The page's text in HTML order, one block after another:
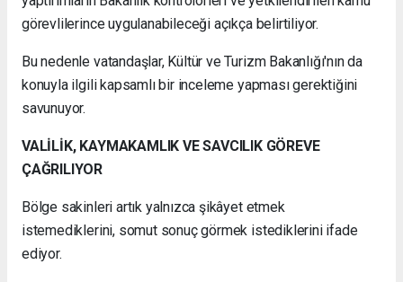
görevlilerince uygulanabileceği açıkça belirtiliyor.
Bu nedenle vatandaşlar, Kültür ve Turizm Bakanlığı'nın da
konuyla ilgili kapsamlı bir inceleme yapması gerektiğini
savunuyor.
VALİLİK, KAYMAKAMLIK VE SAVCILIK GÖREVE
ÇAĞRILIYOR
Bölge sakinleri artık yalnızca şikâyet etmek
istemediklerini, somut sonuç görmek istediklerini ifade
ediyor.